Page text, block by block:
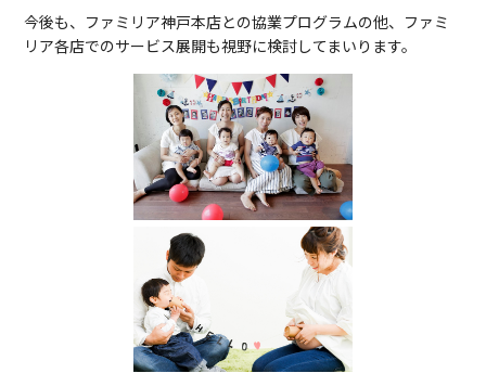
今後も、ファミリア神戸本店との協業プログラムの他、ファミ
リア各店でのサービス展開も視野に検討してまいります。